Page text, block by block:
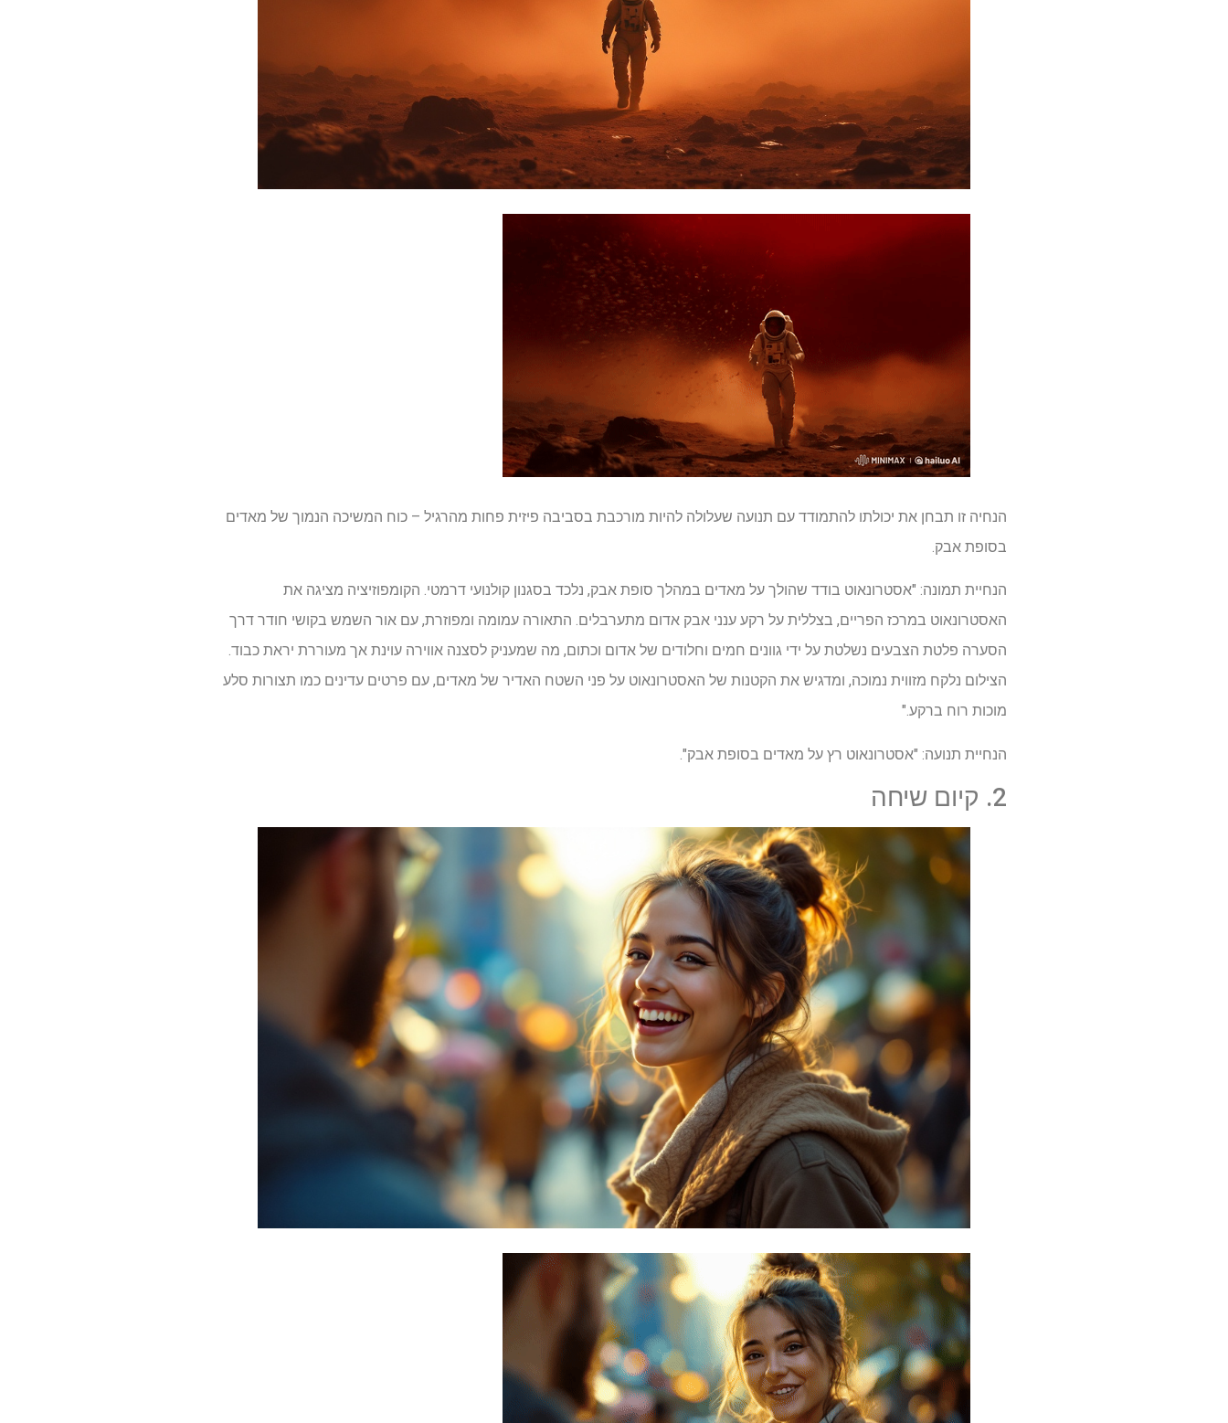
הנחיה זו תבחן את יכולתו להתמודד עם תנועה שעלולה להיות מורכבת בסביבה פיזית פחות מהרגיל – כוח המשיכה הנמוך של מאדים
בסופת אבק.
הנחיית תמונה: "אסטרונאוט בודד שהולך על מאדים במהלך סופת אבק, נלכד בסגנון קולנועי דרמטי. הקומפוזיציה מציגה את
האסטרונאוט במרכז הפריים, בצללית על רקע ענני אבק אדום מתערבלים. התאורה עמומה ומפוזרת, עם אור השמש בקושי חודר דרך
הסערה פלטת הצבעים נשלטת על ידי גוונים חמים וחלודים של אדום וכתום, מה שמעניק לסצנה אווירה עוינת אך מעוררת יראת כבוד.
הצילום נלקח מזווית נמוכה, ומדגיש את הקטנות של האסטרונאוט על פני השטח האדיר של מאדים, עם פרטים עדינים כמו תצורות סלע
מוכות רוח ברקע."
הנחיית תנועה: "אסטרונאוט רץ על מאדים בסופת אבק".
2. קיום שיחה